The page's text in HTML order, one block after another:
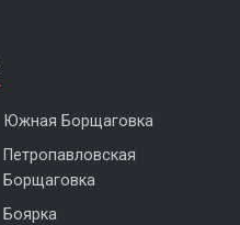
Южная Борщаговка
Петропавловская
Борщаговка
Боярка